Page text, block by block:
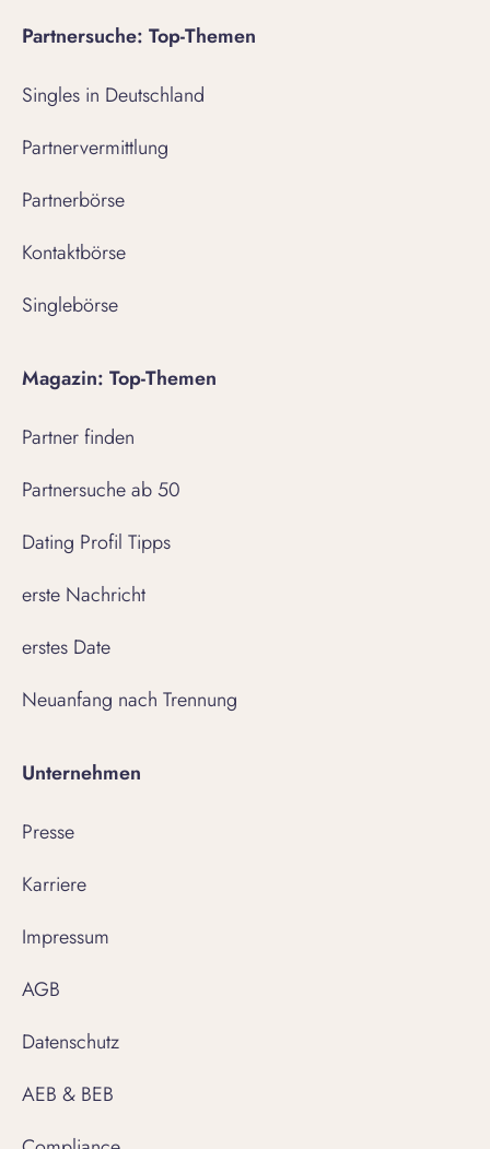
Partnersuche: Top-Themen
Singles in Deutschland
Partnervermittlung
Partnerbörse
Kontaktbörse
Singlebörse
Magazin: Top-Themen
Partner finden
Partnersuche ab 50
Dating Profil Tipps
erste Nachricht
erstes Date
Neuanfang nach Trennung
Unternehmen
Presse
Karriere
Impressum
AGB
Datenschutz
AEB & BEB